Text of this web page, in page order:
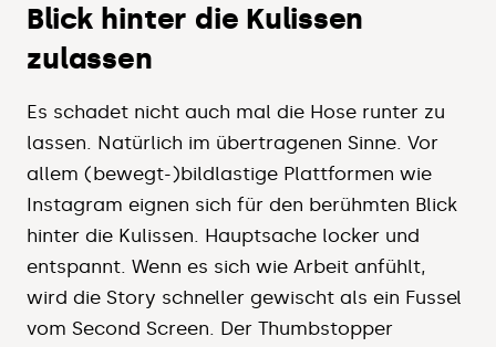
Blick hinter die Kulissen
zulassen
Es schadet nicht auch mal die Hose runter zu
lassen. Natürlich im übertragenen Sinne. Vor
allem (bewegt-)bildlastige Plattformen wie
Instagram eignen sich für den berühmten Blick
hinter die Kulissen. Hauptsache locker und
entspannt. Wenn es sich wie Arbeit anfühlt,
wird die Story schneller gewischt als ein Fussel
vom Second Screen. Der Thumbstopper